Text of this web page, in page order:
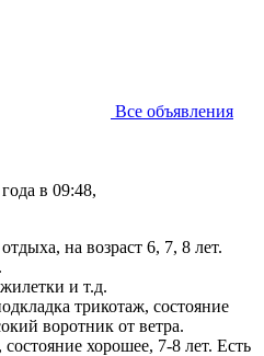
Все объявления
в 09:48,
на возраст 6, 7, 8 лет.
и т.д.
трикотаж, состояние
воротник от ветра.
хорошее, 7-8 лет. Есть